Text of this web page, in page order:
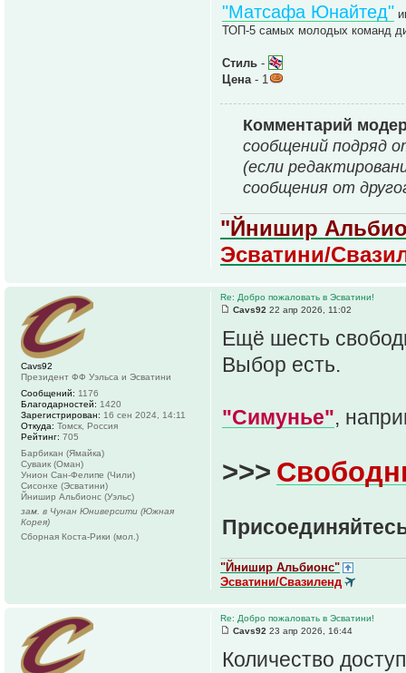
"Матсафа Юнайтед"
ТОП-5 самых молодых команд
Стиль -
Цена - 1
Комментарий
сообщений подряд
(если
сообщения от
"Йнишир
Эсватини/
Re: Добро пожаловать в Эсватини!
Cavs92 22 апр 2026, 11:02
Ещё шесть
Выбор есть.
"Симунье",
>>>
"Йнишир Альбионс"
Эсватини/Свазиленд
Cavs92
Президент ФФ Уэльса и Эсватини
Сообщений: 1176
Благодарностей: 1420
Зарегистрирован: 16 сен 2024, 14:11
Откуда: Томск, Россия
Рейтинг: 705
Барбикан (Ямайка)
Суваик (Оман)
Унион Сан-Фелипе (Чили)
Сисонхе (Эсватини)
Йнишир Альбионс (Уэльс)
зам. в Чунан Юниверсити (Южная
Корея)
Сборная Коста-Рики (мол.)
Re: Добро пожаловать в Эсватини!
Cavs92 23 апр 2026, 16:44
Количество